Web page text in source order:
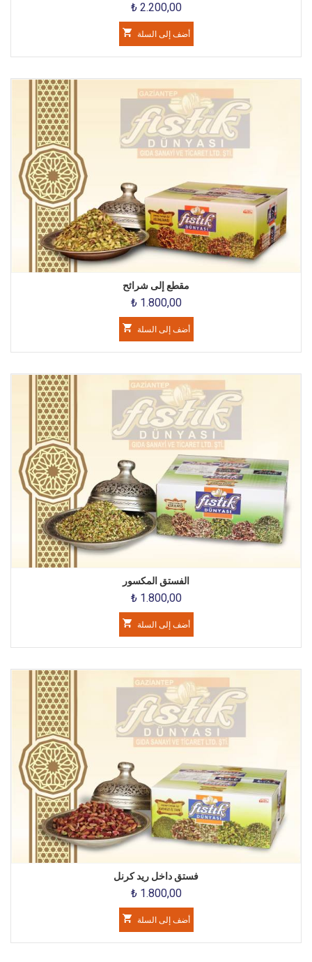
₺ 2.200,00
أضف إلى السلة
مقطع إلى شرائح
₺ 1.800,00
أضف إلى السلة
الفستق المكسور
₺ 1.800,00
أضف إلى السلة
فستق داخل ريد كرنل
₺ 1.800,00
أضف إلى السلة